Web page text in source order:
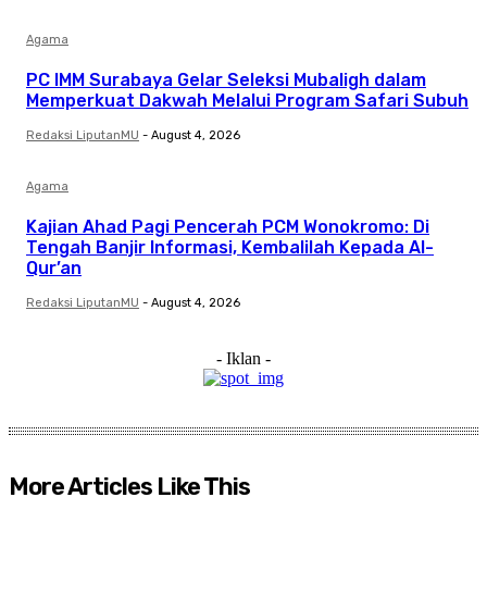
Agama
PC IMM Surabaya Gelar Seleksi Mubaligh dalam
Memperkuat Dakwah Melalui Program Safari Subuh
Redaksi LiputanMU - August 4, 2026
Agama
Kajian Ahad Pagi Pencerah PCM Wonokromo: Di
Tengah Banjir Informasi, Kembalilah Kepada Al-
Qur’an
Redaksi LiputanMU - August 4, 2026
- Iklan -
More Articles Like This